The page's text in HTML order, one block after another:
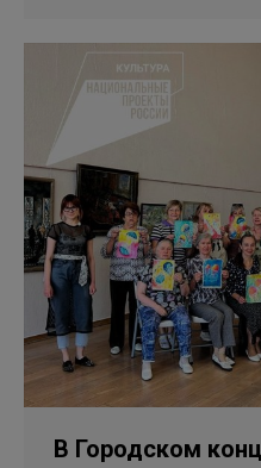
В Городском